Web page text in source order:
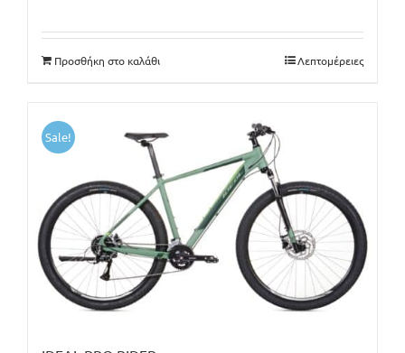
360€.είναι:
330€.
Προσθήκη στο καλάθι Λεπτομέρειες
Sale!